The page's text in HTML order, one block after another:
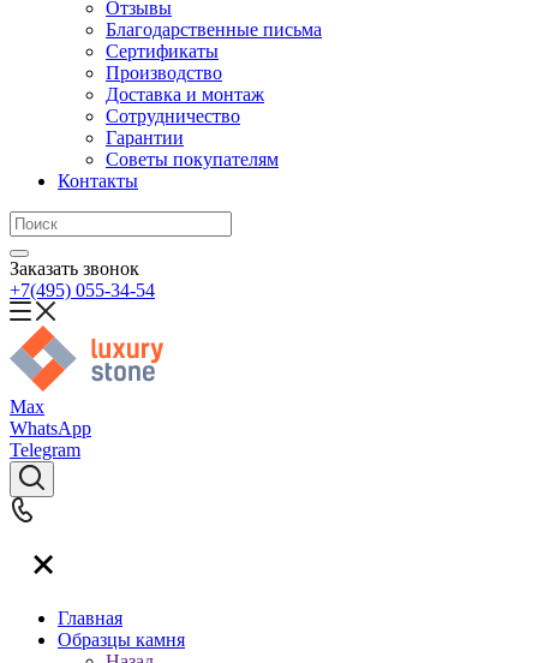
Отзывы
Благодарственные письма
Сертификаты
Производство
Доставка и монтаж
Сотрудничество
Гарантии
Советы покупателям
Контакты
Заказать звонок
+7(495) 055-34-54
Max
WhatsApp
Telegram
Главная
Образцы камня